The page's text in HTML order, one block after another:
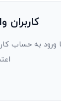
کاربران
ورود به حساب